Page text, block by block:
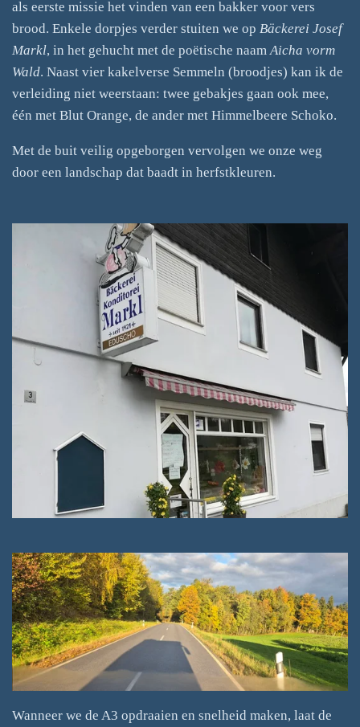
als eerste missie het vinden van een bakker voor vers
brood. Enkele dorpjes verder stuiten we op Bäckerei Josef
Markl, in het gehucht met de poëtische naamAicha vorm
Wald. Naast vier kakelverse Semmeln (broodjes) kan ik de
verleiding niet weerstaan: twee gebakjes gaan ook mee,
één met Blut Orange, de ander met Himmelbeere Schoko.
Met de buit veilig opgeborgen vervolgen we onze weg
door een landschap dat baadt in herfstkleuren.
Wanneer we de A3 opdraaien en snelheid maken, laat de